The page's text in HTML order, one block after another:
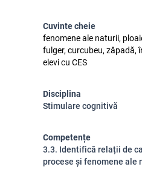
Cuvinte cheie
fenomene ale naturii,
fulger, curcubeu, zăpadă,
elevi cu CES
Disciplina
Stimulare cognitivă
Competențe
3.3. Identifică relații de
procese și fenomene ale